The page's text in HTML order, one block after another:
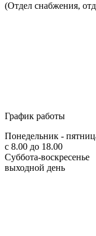
(Отдел снабжения,
График работы
Понедельник -
с 8.00 до 18.00
Суббота-воскресенье
выходной день